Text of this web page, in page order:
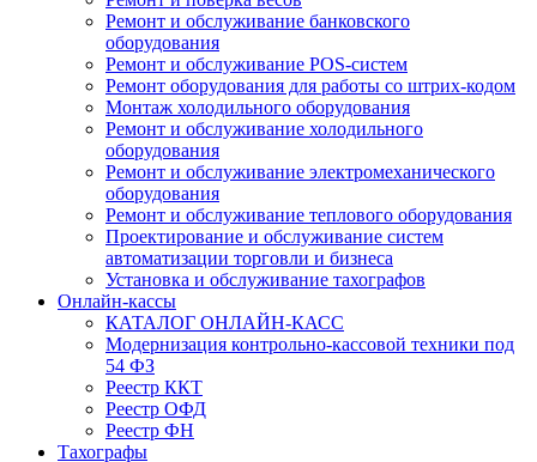
Ремонт и обслуживание банковского
оборудования
Ремонт и обслуживание POS-систем
Ремонт оборудования для работы со штрих-кодом
Монтаж холодильного оборудования
Ремонт и обслуживание холодильного
оборудования
Ремонт и обслуживание электромеханического
оборудования
Ремонт и обслуживание теплового оборудования
Проектирование и обслуживание систем
автоматизации торговли и бизнеса
Установка и обслуживание тахографов
Онлайн-кассы
КАТАЛОГ ОНЛАЙН-КАСС
Модернизация контрольно-кассовой техники под
54 ФЗ
Реестр ККТ
Реестр ОФД
Реестр ФН
Тахографы